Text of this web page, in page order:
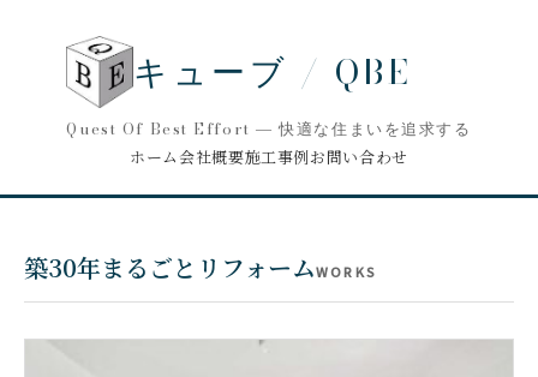
キューブ / QBE
Quest Of Best Effort ― 快適な住まいを追求する
ホーム会社概要施工事例お問い合わせ
築30年まるごとリフォームWORKS